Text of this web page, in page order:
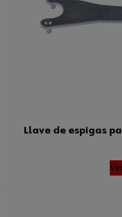
Llave de espigas